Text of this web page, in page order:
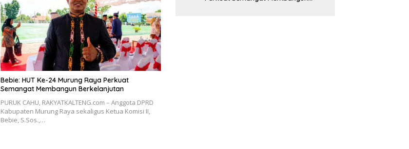
Bebie: HUT Ke-24 Murung Raya Perkuat
Semangat Membangun Berkelanjutan
PURUK CAHU, RAKYATKALTENG.com – Anggota DPRD
Kabupaten Murung Raya sekaligus Ketua Komisi II,
Bebie, S.Sos.,…